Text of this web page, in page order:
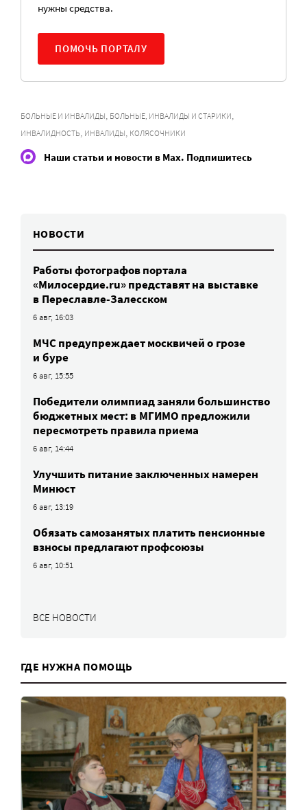
нужны средства.
ПОМОЧЬ ПОРТАЛУ
БОЛЬНЫЕ И ИНВАЛИДЫ, БОЛЬНЫЕ, ИНВАЛИДЫ И СТАРИКИ,
ИНВАЛИДНОСТЬ, ИНВАЛИДЫ, КОЛЯСОЧНИКИ
Наши статьи и новости в Max. Подпишитесь
НОВОСТИ
Работы фотографов портала
«Милосердие.ru» представят на выставке
в Переславле-Залесском
6 авг, 16:03
МЧС предупреждает москвичей о грозе
и буре
6 авг, 15:55
Победители олимпиад заняли большинство
бюджетных мест: в МГИМО предложили
пересмотреть правила приема
6 авг, 14:44
Улучшить питание заключенных намерен
Минюст
6 авг, 13:19
Обязать самозанятых платить пенсионные
взносы предлагают профсоюзы
6 авг, 10:51
ВСЕ НОВОСТИ
ГДЕ НУЖНА ПОМОЩЬ